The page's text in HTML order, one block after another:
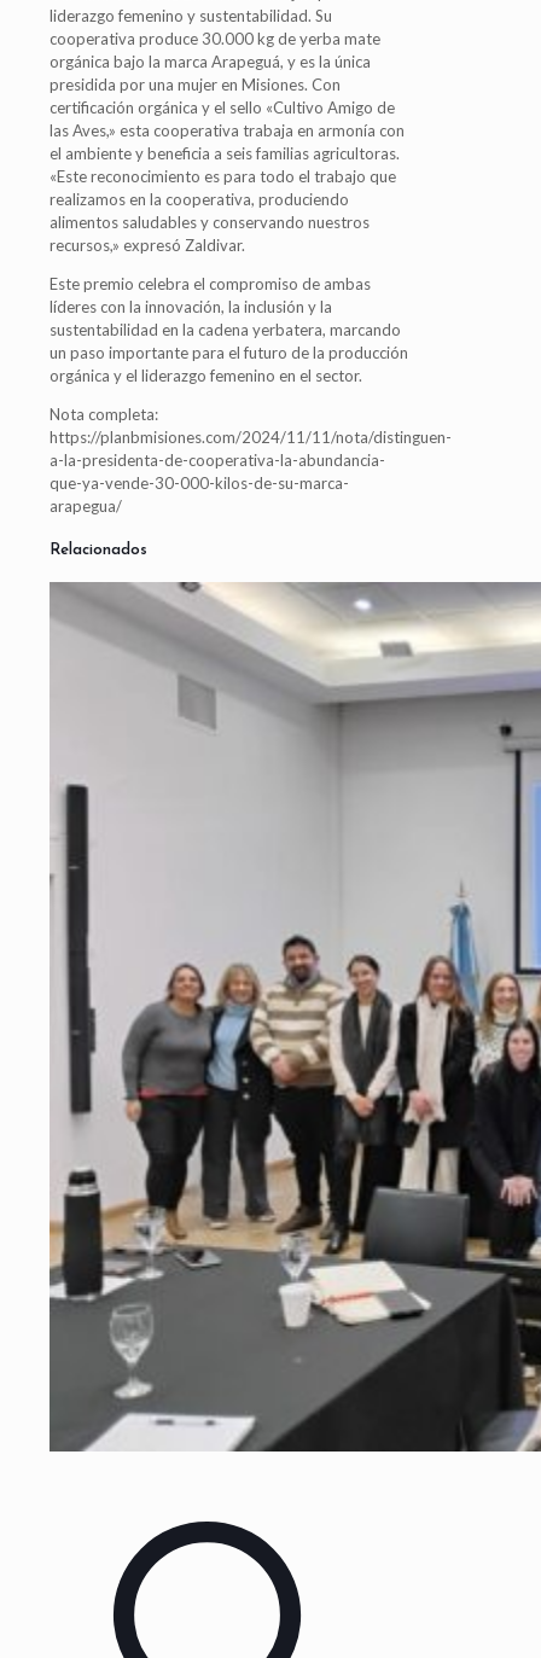
liderazgo femenino y sustentabilidad. Su
cooperativa produce 30.000 kg de yerba mate
orgánica bajo la marca Arapeguá, y es la única
presidida por una mujer en Misiones. Con
certificación orgánica y el sello «Cultivo Amigo de
las Aves,» esta cooperativa trabaja en armonía con
el ambiente y beneficia a seis familias agricultoras.
«Este reconocimiento es para todo el trabajo que
realizamos en la cooperativa, produciendo
alimentos saludables y conservando nuestros
recursos,» expresó Zaldivar.
Este premio celebra el compromiso de ambas
líderes con la innovación, la inclusión y la
sustentabilidad en la cadena yerbatera, marcando
un paso importante para el futuro de la producción
orgánica y el liderazgo femenino en el sector.
Nota completa:
https://planbmisiones.com/2024/11/11/nota/distinguen-
a-la-presidenta-de-cooperativa-la-abundancia-
que-ya-vende-30-000-kilos-de-su-marca-
arapegua/
Relacionados